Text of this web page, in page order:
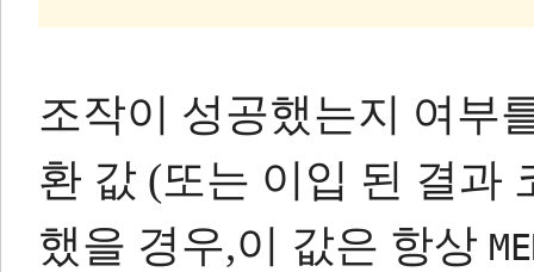
조작이 성공했는지 여부
환 값 (또는 이입 된 결과
했을 경우,이 값은 항상